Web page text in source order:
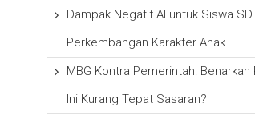
Dampak Negatif AI untuk Siswa
Perkembangan Karakter Anak
MBG Kontra Pemerintah: Benarkah
Ini Kurang Tepat Sasaran?